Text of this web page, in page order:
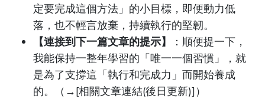
定要完成這個方法」的小目標，即便動力低
落，也不輕言放棄，持續執行的堅韌。
【連接到下一篇文章的提示】
：順便提一下，
我能保持一整年學習的「唯一一個習慣」，就
是為了支撐這「執行和完成力」而開始養成
的。（→[相關文章連結(後日更新)]）